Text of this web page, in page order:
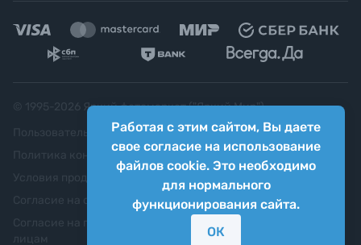
Работая с этим сайтом, Вы даете
свое согласие на использование
файлов cookie. Это необходимо
для нормального
функционирования сайта.
ОК
Яркий фотомаркет ("Яркий Мир")
Пользовательское соглашение
Политика конфиденциальности
Согласие на обработку персональных данных